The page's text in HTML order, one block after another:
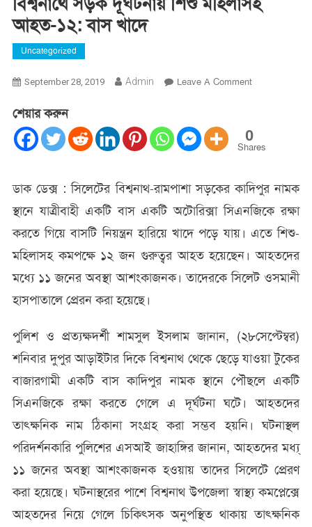
আহত-১২: বাস খাদে
Uncategorized
September 28, 2019 Admin Leave A CommentOn
দূর্ঘটনায়
শিশু
বাস
খাদে
শেয়ার করুন
0
Shares
ডাক ডেক্স : সিলেটের বিশ্বনাথ-রামপাশা সড়কের কাদিপুর নামক
স্থানে যাত্রীবাহী একটি বাস একটি অটোরিক্সা সিএনজিকে রক্ষা
করতে গিয়ে বাসটি নিয়ন্ত্রন হারিয়ে খাদে পড়ে যায়। এতে শিশু-
মহিলাসহ কমপক্ষে ১২ জন গুরুত্বর আহত হয়েছেন। আহতদের
মধ্যে ১১ জনের অবস্থা আশংকাজনক। তাদেরকে সিলেট ওসমানী
হাসপাতালে প্রেরন করা হয়েছে।
পুলিশ ও প্রত্যক্ষদর্শী শামসুল ইসলাম জানান, (২৮সেপ্টেম্বর)
শনিবার দুপুর আড়াইটার দিকে বিশ্বনাথ থেকে ছেড়ে যাওয়া টুকের
বাজারগামী একটি বাস কাদিপুর নামক স্থানে পৌছলে একটি
সিএনজিকে রক্ষা করতে গেলে এ দূর্ঘটনা ঘটে। আহতদের
তাৎক্ষনিক নাম ঠিকানা সংগ্রহ করা সম্ভব হয়নি। ঘটনাস্থল
পরিদর্শনকারি পুলিশের এসআই জাহাঙ্গির জানান, আহতদের মধ্য্
১১ জনের অবস্থা আশংকাজনক হওয়ায় তাদের সিলেটে প্রেরণ
করা হয়েছে। ঘটনাস্থরের পাশে বিশ্বনাথ উপজেলা স্বাস্থ্য কমপ্লেক্সে
আহতদের নিয়ে গেলে চিকিৎসক অনুপস্থিত থাকায় তাৎক্ষনিক